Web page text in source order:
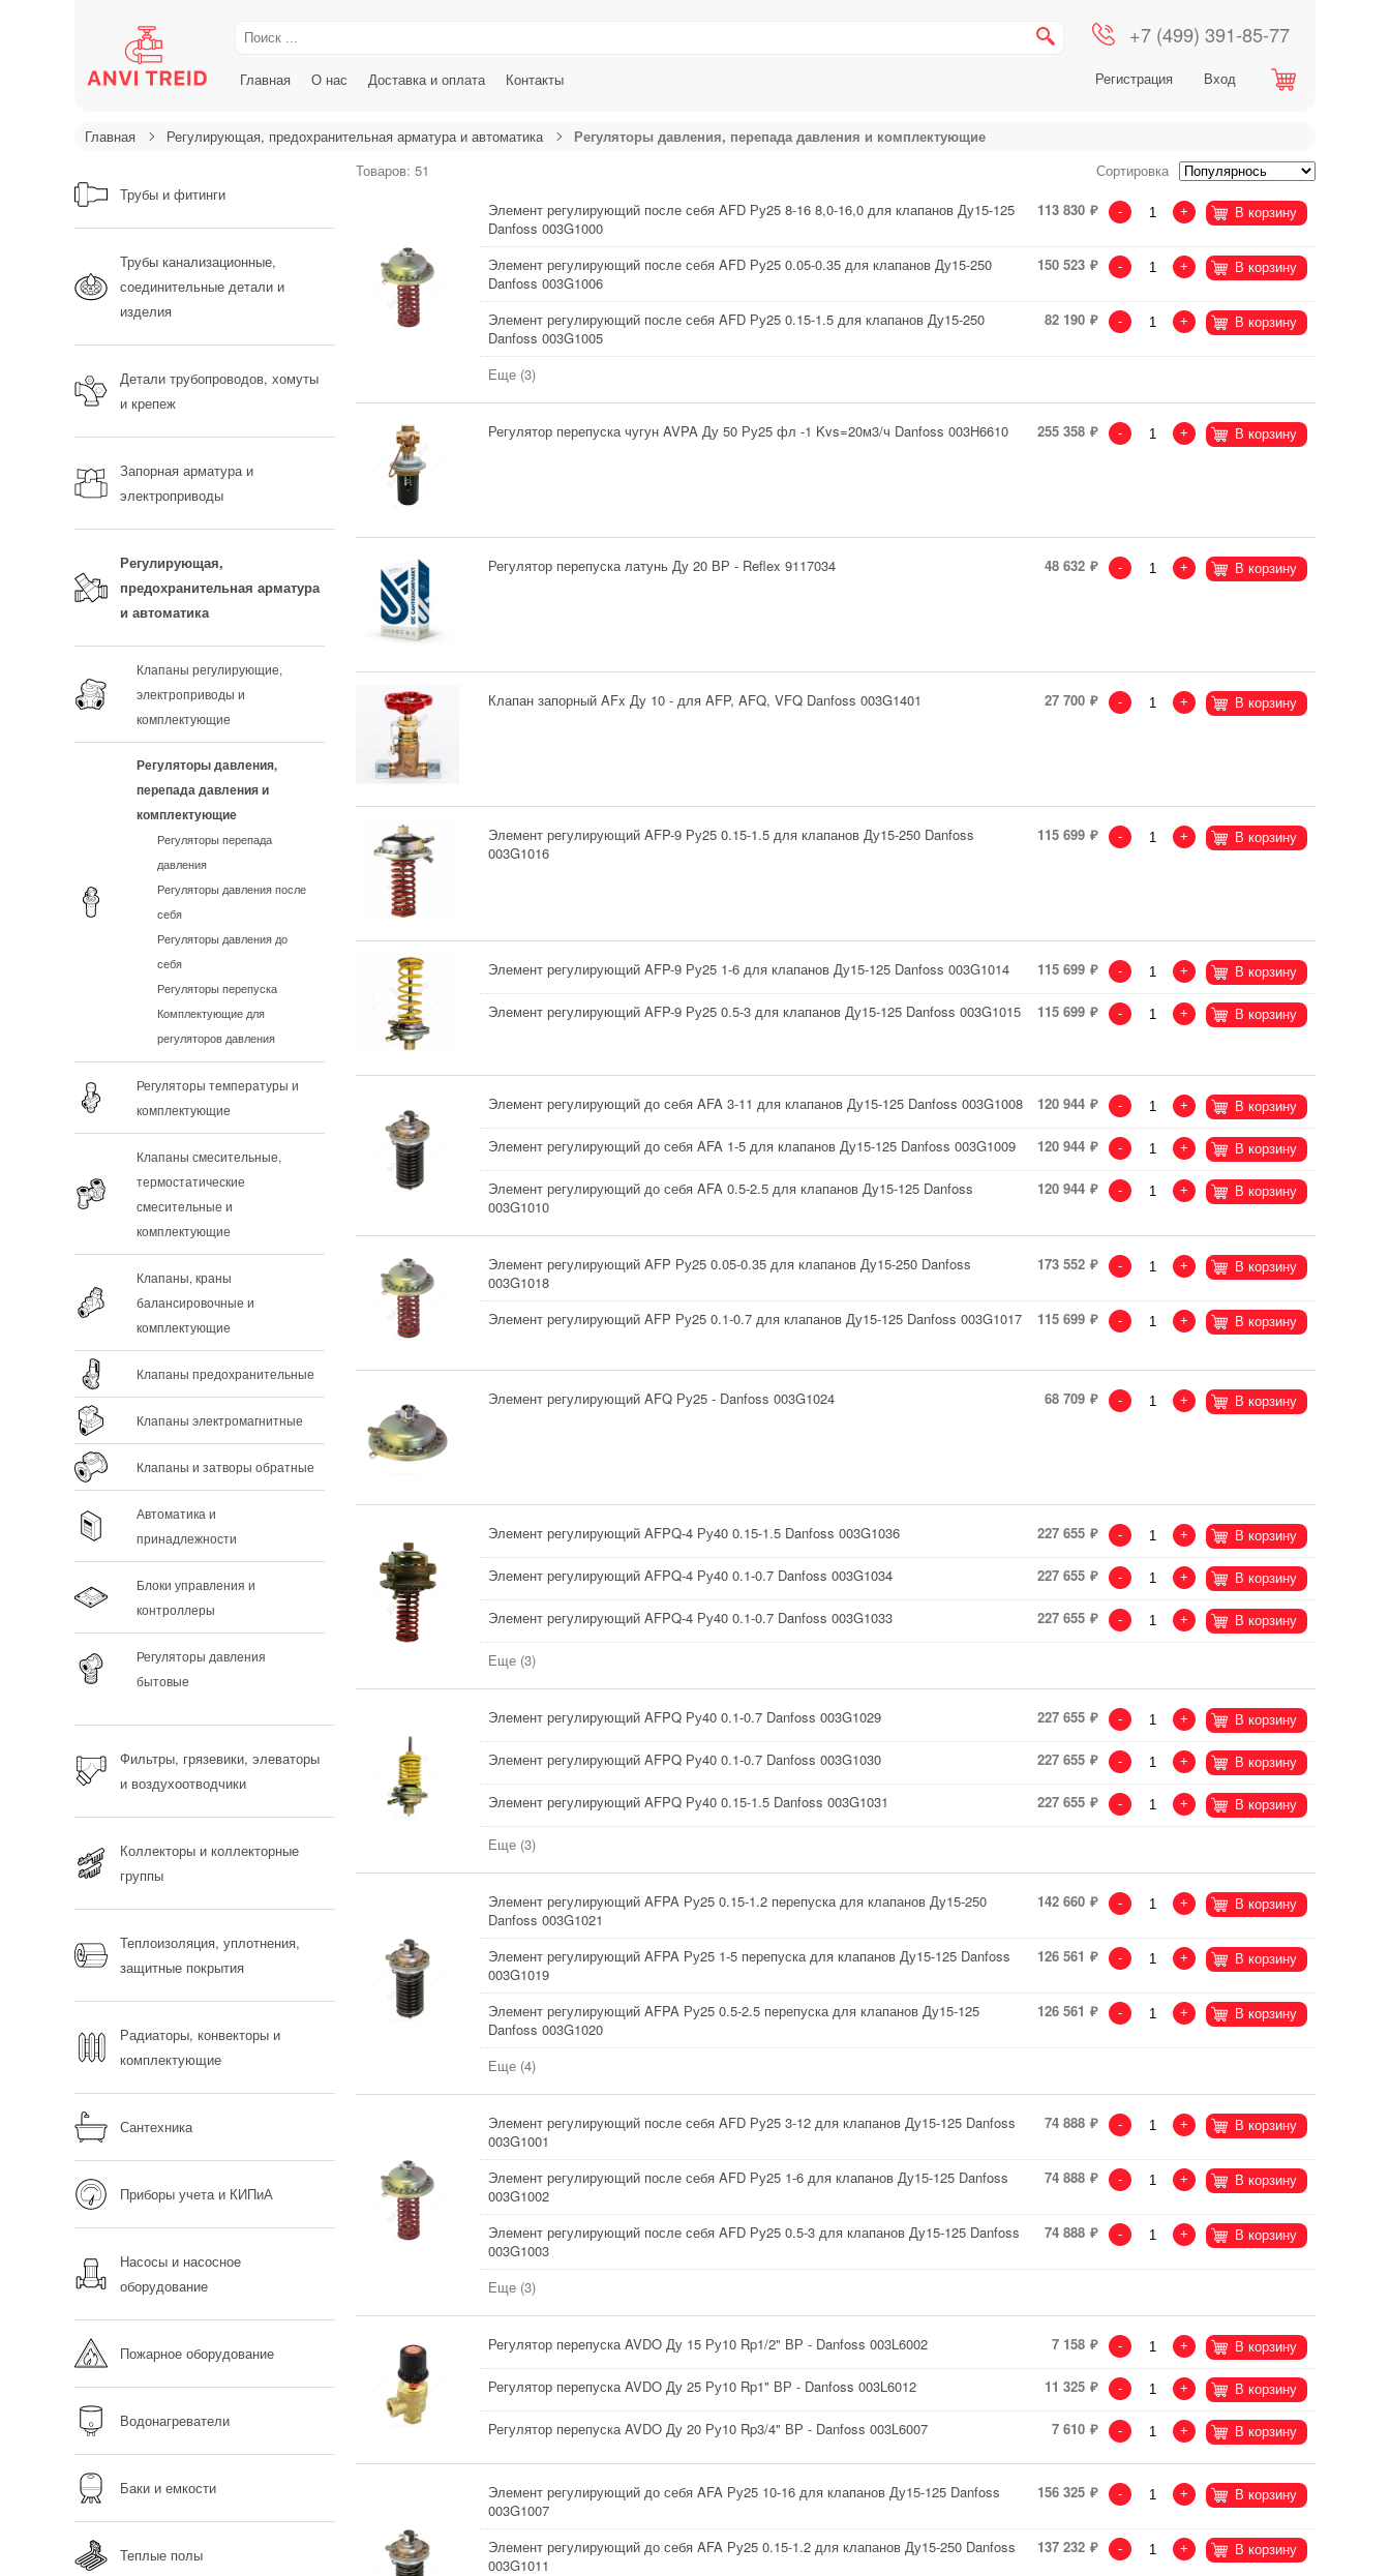
Главная О нас Доставка и оплата Контакты
+7 (499) 391-85-77
Регистрация Вход
Главная Регулирующая, предохранительная арматура и автоматика Регуляторы давления, перепада давления и комплектующие
Трубы и фитинги
Трубы канализационные,
соединительные детали и
изделия
Детали трубопроводов, хомуты
и крепеж
Запорная арматура и
электроприводы
Регулирующая,
предохранительная арматура
и автоматика
Клапаны регулирующие,
электроприводы и
комплектующие
Регуляторы давления,
перепада давления и
комплектующие
Регуляторы перепада
давления
Регуляторы давления после
себя
Регуляторы давления до
себя
Регуляторы перепуска
Комплектующие для
регуляторов давления
Регуляторы температуры и
комплектующие
Клапаны смесительные,
термостатические
смесительные и
комплектующие
Клапаны, краны
балансировочные и
комплектующие
Клапаны предохранительные
Клапаны электромагнитные
Клапаны и затворы обратные
Автоматика и
принадлежности
Блоки управления и
контроллеры
Регуляторы давления
бытовые
Фильтры, грязевики, элеваторы
и воздухоотводчики
Коллекторы и коллекторные
группы
Теплоизоляция, уплотнения,
защитные покрытия
Радиаторы, конвекторы и
комплектующие
Сантехника
Приборы учета и КИПиА
Насосы и насосное
оборудование
Пожарное оборудование
Водонагреватели
Баки и емкости
Теплые полы
Товаров: 51
Сортировка
Элемент регулирующий после себя AFD Ру25 8-16 8,0-16,0 для клапанов Ду15-125
Danfoss 003G1000
113 830 - + В корзину
Элемент регулирующий после себя AFD Ру25 0.05-0.35 для клапанов Ду15-250
Danfoss 003G1006
150 523 - + В корзину
Элемент регулирующий после себя AFD Ру25 0.15-1.5 для клапанов Ду15-250
Danfoss 003G1005
82 190 - + В корзину
Еще (3)
Регулятор перепуска чугун AVPA Ду 50 Ру25 фл -1 Kvs=20м3/ч Danfoss 003H6610 255 358 - + В корзину
Регулятор перепуска латунь Ду 20 ВР - Reflex 9117034 48 632 - + В корзину
Клапан запорный AFx Ду 10 - для AFP, AFQ, VFQ Danfoss 003G1401 27 700 - + В корзину
Элемент регулирующий AFP-9 Ру25 0.15-1.5 для клапанов Ду15-250 Danfoss
003G1016
115 699 - + В корзину
Элемент регулирующий AFP-9 Ру25 1-6 для клапанов Ду15-125 Danfoss 003G1014 115 699 - + В корзину
Элемент регулирующий AFP-9 Ру25 0.5-3 для клапанов Ду15-125 Danfoss 003G1015 115 699 - + В корзину
Элемент регулирующий до себя AFA 3-11 для клапанов Ду15-125 Danfoss 003G1008 120 944 - + В корзину
Элемент регулирующий до себя AFA 1-5 для клапанов Ду15-125 Danfoss 003G1009 120 944 - + В корзину
Элемент регулирующий до себя AFA 0.5-2.5 для клапанов Ду15-125 Danfoss
003G1010
120 944 - + В корзину
Элемент регулирующий AFP Ру25 0.05-0.35 для клапанов Ду15-250 Danfoss
003G1018
173 552 - + В корзину
Элемент регулирующий AFP Ру25 0.1-0.7 для клапанов Ду15-125 Danfoss 003G1017 115 699 - + В корзину
Элемент регулирующий AFQ Ру25 - Danfoss 003G1024 68 709 - + В корзину
Элемент регулирующий AFPQ-4 Ру40 0.15-1.5 Danfoss 003G1036 227 655 - + В корзину
Элемент регулирующий AFPQ-4 Ру40 0.1-0.7 Danfoss 003G1034 227 655 - + В корзину
Элемент регулирующий AFPQ-4 Ру40 0.1-0.7 Danfoss 003G1033 227 655 - + В корзину
Еще (3)
Элемент регулирующий AFPQ Ру40 0.1-0.7 Danfoss 003G1029 227 655 - + В корзину
Элемент регулирующий AFPQ Ру40 0.1-0.7 Danfoss 003G1030 227 655 - + В корзину
Элемент регулирующий AFPQ Ру40 0.15-1.5 Danfoss 003G1031 227 655 - + В корзину
Еще (3)
Элемент регулирующий AFPA Ру25 0.15-1.2 перепуска для клапанов Ду15-250
Danfoss 003G1021
142 660 - + В корзину
Элемент регулирующий AFPA Ру25 1-5 перепуска для клапанов Ду15-125 Danfoss
003G1019
126 561 - + В корзину
Элемент регулирующий AFPA Ру25 0.5-2.5 перепуска для клапанов Ду15-125
Danfoss 003G1020
126 561 - + В корзину
Еще (4)
Элемент регулирующий после себя AFD Ру25 3-12 для клапанов Ду15-125 Danfoss
003G1001
74 888 - + В корзину
Элемент регулирующий после себя AFD Ру25 1-6 для клапанов Ду15-125 Danfoss
003G1002
74 888 - + В корзину
Элемент регулирующий после себя AFD Ру25 0.5-3 для клапанов Ду15-125 Danfoss
003G1003
74 888 - + В корзину
Еще (3)
Регулятор перепуска AVDO Ду 15 Ру10 Rp1/2" ВР - Danfoss 003L6002 7 158 - + В корзину
Регулятор перепуска AVDO Ду 25 Ру10 Rp1" ВР - Danfoss 003L6012 11 325 - + В корзину
Регулятор перепуска AVDO Ду 20 Ру10 Rp3/4" ВР - Danfoss 003L6007 7 610 - + В корзину
Элемент регулирующий до себя AFA Ру25 10-16 для клапанов Ду15-125 Danfoss
003G1007
156 325 - + В корзину
Элемент регулирующий до себя AFA Ру25 0.15-1.2 для клапанов Ду15-250 Danfoss
003G1011
137 232 - + В корзину